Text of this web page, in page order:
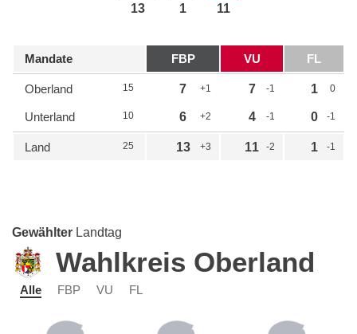
13
1
11
Mandate FBP VU FL
Oberland 15 7 +1 7 -1 1 0
Unterland 10 6 +2 4 -1 0 -1
Land 25 13 +3 11 -2 1 -1
Gewählter Landtag
Wahlkreis Oberland
Alle FBP VU FL